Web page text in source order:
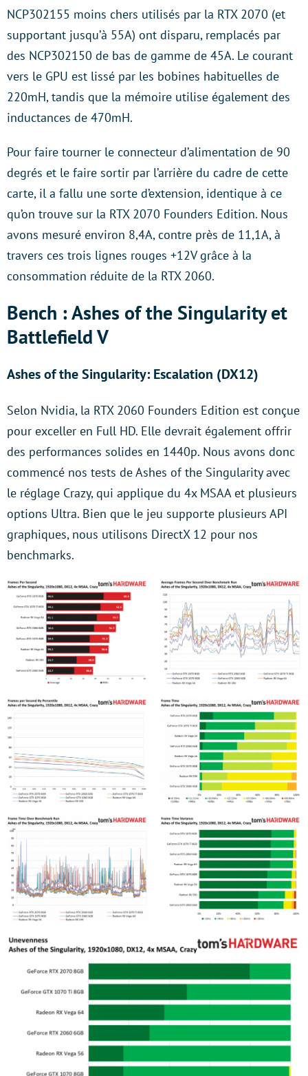
NCP302155 moins chers utilisés par la RTX 2070 (et
supportant jusqu’à 55A) ont disparu, remplacés par
des NCP302150 de bas de gamme de 45A. Le courant
vers le GPU est lissé par les bobines habituelles de
220mH, tandis que la mémoire utilise également des
inductances de 470mH.
Pour faire tourner le connecteur d’alimentation de 90
degrés et le faire sortir par l’arrière du cadre de cette
carte, il a fallu une sorte d’extension, identique à ce
qu’on trouve sur la RTX 2070 Founders Edition. Nous
avons mesuré environ 8,4A, contre près de 11,1A, à
travers ces trois lignes rouges +12V grâce à la
consommation réduite de la RTX 2060.
Bench : Ashes of the Singularity et
Battlefield V
Ashes of the Singularity: Escalation (DX12)
Selon Nvidia, la RTX 2060 Founders Edition est conçue
pour exceller en Full HD. Elle devrait également offrir
des performances solides en 1440p. Nous avons donc
commencé nos tests de Ashes of the Singularity avec
le réglage Crazy, qui applique du 4x MSAA et plusieurs
options Ultra. Bien que le jeu supporte plusieurs API
graphiques, nous utilisons DirectX 12 pour nos
benchmarks.